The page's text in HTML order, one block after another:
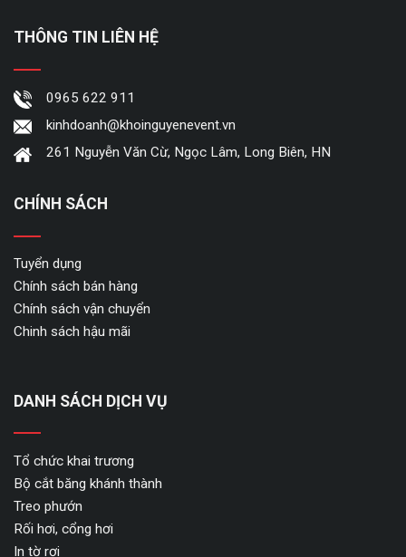
THÔNG TIN LIÊN HỆ
0965 622 911
kinhdoanh@khoinguyenevent.vn
261 Nguyễn Văn Cừ, Ngọc Lâm, Long Biên, HN
CHÍNH SÁCH
Tuyển dụng
Chính sách bán hàng
Chính sách vận chuyển
Chinh sách hậu mãi
DANH SÁCH DỊCH VỤ
Tổ chức khai trương
Bộ cắt băng khánh thành
Treo phướn
Rối hơi, cổng hơi
In tờ rơi